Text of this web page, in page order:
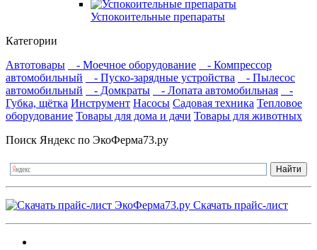
Успокоительные препараты
Категории
Автотовары
- Моечное оборудование
- Компрессор
автомобильный
- Пуско-зарядные устройства
- Пылесос
автомобильный
- Домкраты - Лопата автомобильная
-
Губка, щётка Инструмент Насосы Садовая техника Тепловое
оборудование Товары для дома и дачи Товары для животных
Поиск Яндекс по ЭкоФерма73.ру
Скачать прайс-лист